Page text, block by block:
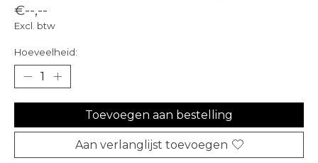
€--,--
Excl. btw
Hoeveelheid:
Toevoegen aan bestelling
Aan verlanglijst toevoegen